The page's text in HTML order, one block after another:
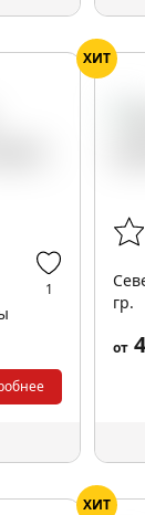
1
ХИТ
гр.
от
ХИТ